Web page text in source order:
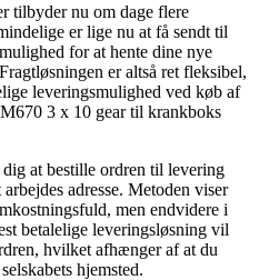
tilbyder nu om dage flere
er lige nu at få sendt til
for at hente dine nye
er altså ret fleksibel,
leveringsmulighed ved køb af
3 x 10 gear til krankboks
at bestille ordren til levering
adresse. Metoden viser
men endvidere i
betalelige leveringsløsning vil
hvilket afhænger af at du
hjemsted.